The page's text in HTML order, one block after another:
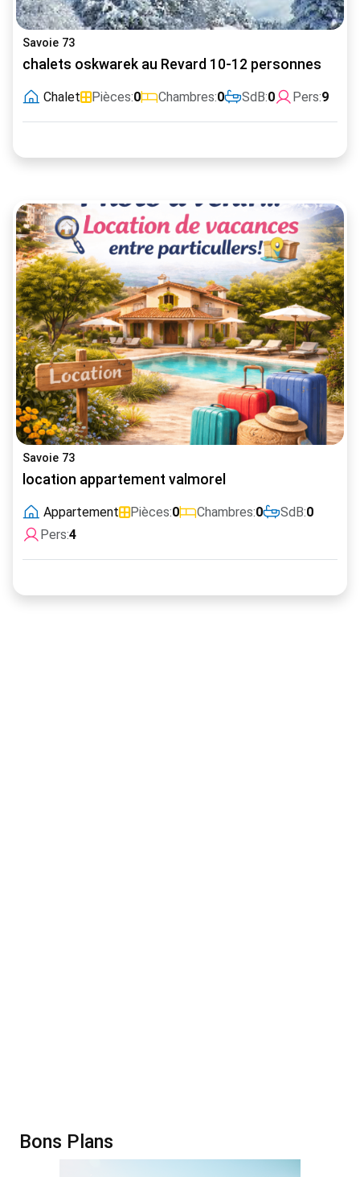
Savoie 73
chalets oskwarek au Revard 10-12 personnes
Chalet Pièces:0 Chambres:0 SdB:0 Pers:9
Savoie 73
location appartement valmorel
Appartement Pièces:0 Chambres:0 SdB:0
Pers:4
Bons Plans